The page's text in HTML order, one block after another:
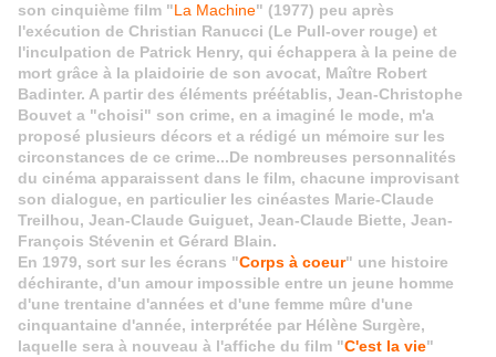
son cinquième film "La Machine" (1977) peu après
l'exécution de Christian Ranucci (Le Pull-over rouge) et
l'inculpation de Patrick Henry, qui échappera à la peine de
mort grâce à la plaidoirie de son avocat, Maître Robert
Badinter. A partir des éléments préétablis, Jean-Christophe
Bouvet a "choisi" son crime, en a imaginé le mode, m'a
proposé plusieurs décors et a rédigé un mémoire sur les
circonstances de ce crime...De nombreuses personnalités
du cinéma apparaissent dans le film, chacune improvisant
son dialogue, en particulier les cinéastes Marie-Claude
Treilhou, Jean-Claude Guiguet, Jean-Claude Biette, Jean-
François Stévenin et Gérard Blain.
En 1979, sort sur les écrans "Corps à coeur" une histoire
déchirante, d'un amour impossible entre un jeune homme
d'une trentaine d'années et d'une femme mûre d'une
cinquantaine d'année, interprétée par Hélène Surgère,
laquelle sera à nouveau à l'affiche du film "C'est la vie"